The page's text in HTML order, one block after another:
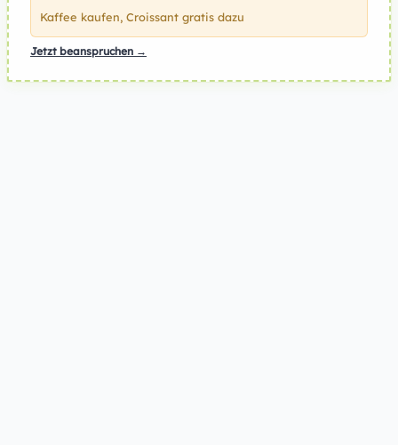
Kaffee kaufen, Croissant gratis dazu
Jetzt beanspruchen →